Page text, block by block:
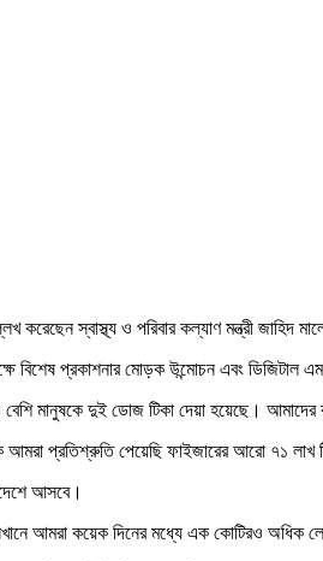
করেছেন স্বাস্থ্য ও পরিবার কল্যাণ মন্ত্রী জাহিদ
বিশেষ প্রকাশনার মোড়ক উন্মোচন এবং ডিজিটাল
মানুষকে দুই ডোজ টিকা দেয়া হয়েছে। আমাদের
প্রতিশ্রুতি পেয়েছি ফাইজারের আরো ৭১ লাখ
আসবে।
আমরা কয়েক দিনের মধ্যে এক কোটিরও